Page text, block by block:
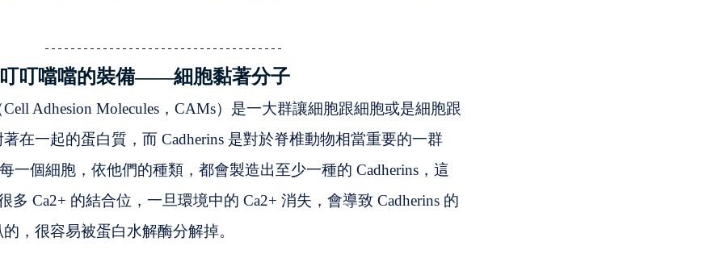
叮噹噹的裝備——細胞黏著分子
Adhesion Molecules，CAMs）是一大群讓細胞跟細胞或是細胞跟
在一起的蛋白質，而 Cadherins 是對於脊椎動物相當重要的一群
一個細胞，依他們的種類，都會製造出至少一種的 Cadherins，這
多 Ca2+ 的結合位，一旦環境中的 Ca2+ 消失，會導致 Cadherins 的
，很容易被蛋白水解酶分解掉。